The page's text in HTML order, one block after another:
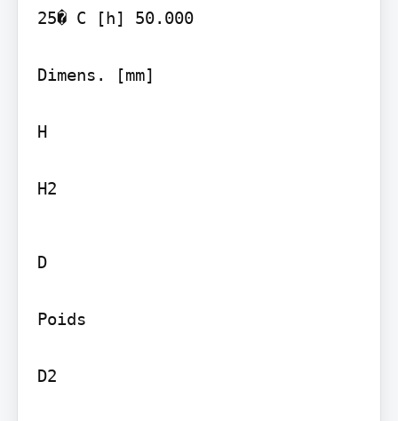
25� C [h] 50.000
Dimens. [mm]
H
H2
D
Poids
D2